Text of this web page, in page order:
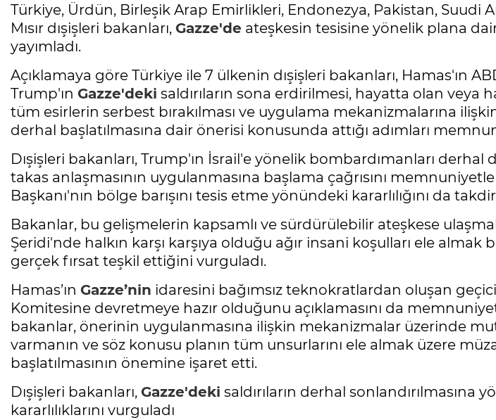
Türkiye, Ürdün, Birleşik Arap Emirlikleri, Endonezya, Pakistan, Suudi
Mısır dışişleri bakanları, Gazze'de ateşkesin tesisine yönelik plana
yayımladı.
Açıklamaya göre Türkiye ile 7 ülkenin dışişleri bakanları, Hamas'ın
Trump'ın Gazze'deki saldırıların sona erdirilmesi, hayatta olan veya
tüm esirlerin serbest bırakılması ve uygulama mekanizmalarına
derhal başlatılmasına dair önerisi konusunda attığı adımları
Dışişleri bakanları, Trump'ın İsrail'e yönelik bombardımanları derhal
takas anlaşmasının uygulanmasına başlama çağrısını
Başkanı'nın bölge barışını tesis etme yönündeki kararlılığını da
Bakanlar, bu gelişmelerin kapsamlı ve sürdürülebilir ateşkese
Şeridi'nde halkın karşı karşıya olduğu ağır insani koşulları ele almak
gerçek fırsat teşkil ettiğini vurguladı.
Hamas’ın Gazze’nin idaresini bağımsız teknokratlardan oluşan geçici
Komitesine devretmeye hazır olduğunu açıklamasını da
bakanlar, önerinin uygulanmasına ilişkin mekanizmalar üzerinde
varmanın ve söz konusu planın tüm unsurlarını ele almak üzere
başlatılmasının önemine işaret etti.
Dışişleri bakanları, Gazze'deki saldırıların derhal sonlandırılmasına
kararlılıklarını vurguladı